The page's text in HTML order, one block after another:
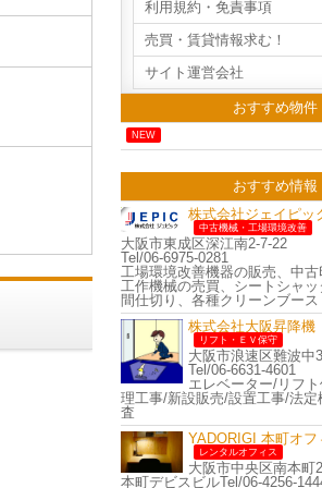
利用規約・免責事項
売買・賃貸情報求む！
サイト運営会社
おすすめ物件
NEW
おすすめ情報
株式会社ジェイピッ
中古機械・工場環境改善
大阪市東成区深江南2-7-22
Tel/06-6975-0281
工場環境改善機器の販売、中
工作機械の売買、シートシャ
間仕切り、各種クリーンブース
株式会社大阪昇降機
リフト・ＥＶ保守
大阪市浪速区難波中
Tel/06-6631-4601
エレベーター/リフ
理工事/新設販売/設置工事/法定
査
YADORIGI 本町オフ
レンタルオフィス
大阪市中央区南本町
本町デビスビルTel/06-4256-